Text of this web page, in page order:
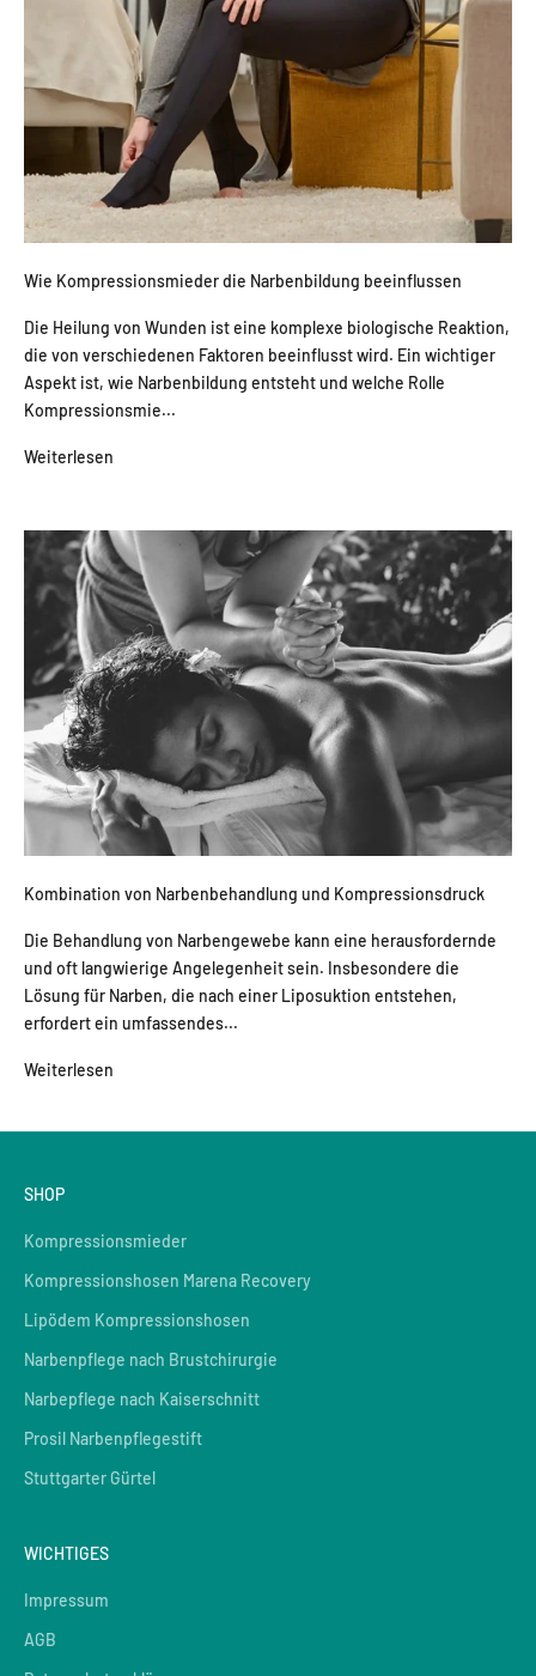
Wie Kompressionsmieder die Narbenbildung beeinflussen
Die Heilung von Wunden ist eine komplexe biologische Reaktion,
die von verschiedenen Faktoren beeinflusst wird. Ein wichtiger
Aspekt ist, wie Narbenbildung entsteht und welche Rolle
Kompressionsmie...
Weiterlesen
Kombination von Narbenbehandlung und Kompressionsdruck
Die Behandlung von Narbengewebe kann eine herausfordernde
und oft langwierige Angelegenheit sein. Insbesondere die
Lösung für Narben, die nach einer Liposuktion entstehen,
erfordert ein umfassendes...
Weiterlesen
SHOP
Kompressionsmieder
Kompressionshosen Marena Recovery
Lipödem Kompressionshosen
Narbenpflege nach Brustchirurgie
Narbepflege nach Kaiserschnitt
Prosil Narbenpflegestift
Stuttgarter Gürtel
WICHTIGES
Impressum
AGB